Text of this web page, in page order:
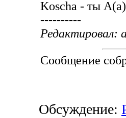
Koscha - ты
----------
Редактировал:
Сообщение
Обсуждение: